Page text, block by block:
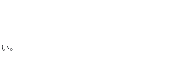
。